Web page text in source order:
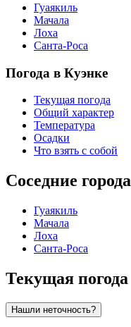
Гуаякиль
Мачала
Лоха
Санта-Роса
Погода в Куэнке
Текущая погода
Общий характер
Температура
Осадки
Что взять с собой
Соседние города
Гуаякиль
Мачала
Лоха
Санта-Роса
Текущая погода
Нашли неточность?